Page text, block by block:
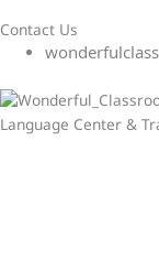
Contact Us
Language Center &